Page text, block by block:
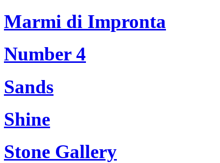
Marmi di Impronta
Number 4
Sands
Shine
Stone Gallery